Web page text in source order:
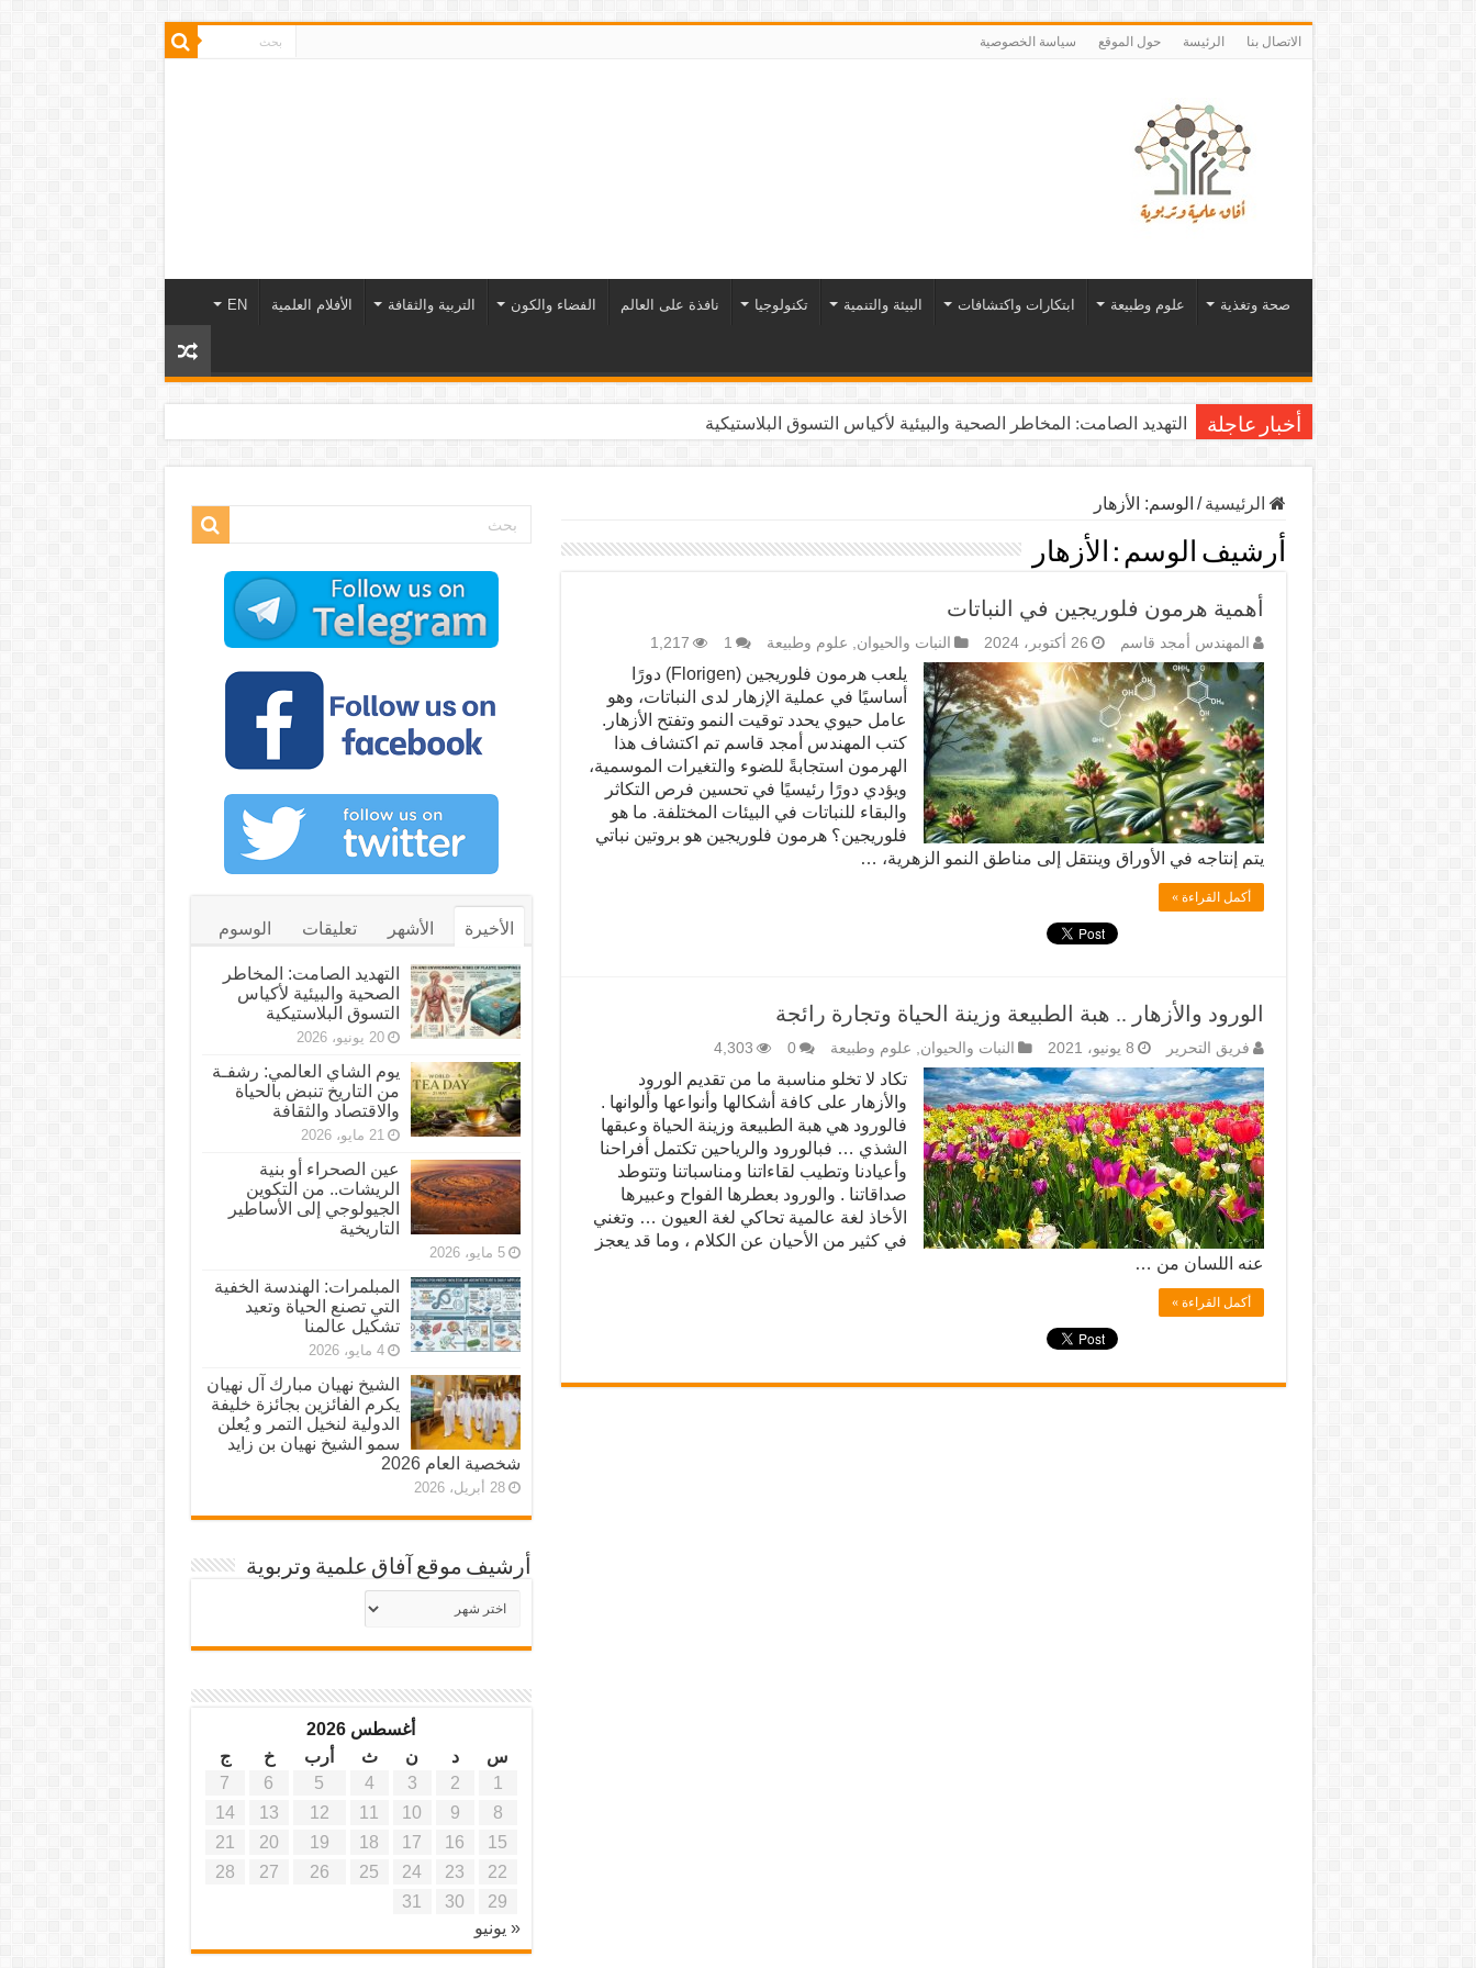
الاتصال بنا الرئيسة حول الموقع سياسة الخصوصية
صحة وتغذية علوم وطبيعة ابتكارات واكتشافات البيئة والتنمية تكنولوجيا نافذة على العالم الفضاء والكون التربية والثقافة الأفلام العلمية EN
أخبار عاجلة التهديد الصامت: المخاطر الصحية والبيئية لأكياس التسوق البلاستيكية
الرئيسية / الوسم: الأزهار
أرشيف الوسم : الأزهار
أهمية هرمون فلوريجين في النباتات
المهندس أمجد قاسم 26 أكتوبر، 2024 النبات والحيوان, علوم وطبيعة 1
1,217
يلعب هرمون فلوريجين (Florigen) دورًا
أساسيًا في عملية الإزهار لدى النباتات، وهو
عامل حيوي يحدد توقيت النمو وتفتح الأزهار.
كتب المهندس أمجد قاسم تم اكتشاف هذا
الهرمون استجابةً للضوء والتغيرات الموسمية،
ويؤدي دورًا رئيسيًا في تحسين فرص التكاثر
والبقاء للنباتات في البيئات المختلفة. ما هو
فلوريجين؟ هرمون فلوريجين هو بروتين نباتي
يتم إنتاجه في الأوراق وينتقل إلى مناطق النمو الزهرية، …
أكمل القراءة »
الورود والأزهار .. هبة الطبيعة وزينة الحياة وتجارة رائجة
فريق التحرير 8 يونيو، 2021 النبات والحيوان, علوم وطبيعة 0
4,303
تكاد لا تخلو مناسبة ما من تقديم الورود
والأزهار على كافة أشكالها وأنواعها وألوانها .
فالورود هي هبة الطبيعة وزينة الحياة وعبقها
الشذي … فبالورود والرياحين تكتمل أفراحنا
وأعيادنا وتطيب لقاءاتنا ومناسباتنا وتتوطد
صداقاتنا . والورود بعطرها الفواح وعبيرها
الأخاذ لغة عالمية تحاكي لغة العيون … وتغني
في كثير من الأحيان عن الكلام ، وما قد يعجز
عنه اللسان من …
أكمل القراءة »
الأخيرة الأشهر تعليقات الوسوم
التهديد الصامت: المخاطر
الصحية والبيئية لأكياس
التسوق البلاستيكية
20 يونيو، 2026
يوم الشاي العالمي: رشفـة
من التاريخ تنبض بالحياة
والاقتصاد والثقافة
21 مايو، 2026
عين الصحراء أو بنية
الريشات.. من التكوين
الجيولوجي إلى الأساطير
التاريخية
5 مايو، 2026
المبلمرات: الهندسة الخفية
التي تصنع الحياة وتعيد
تشكيل عالمنا
4 مايو، 2026
الشيخ نهيان مبارك آل نهيان
يكرم الفائزين بجائزة خليفة
الدولية لنخيل التمر و يُعلن
سمو الشيخ نهيان بن زايد
شخصية العام 2026
28 أبريل، 2026
أرشيف موقع آفاق علمية وتربوية
أرشيف
موقع
أغسطس 2026
س
د ن ث أرب خ
ج
1
2
3
4
5
6
7
8
9
10
11
12
13
14
15
16
17
18
19
20
21
22
23
24
25
26
27
28
29
30
31
« يونيو